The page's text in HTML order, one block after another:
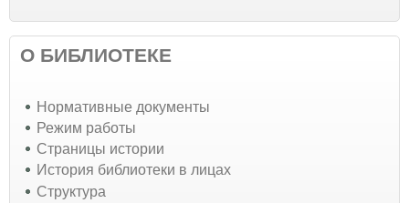
О БИБЛИОТЕКЕ
Нормативные документы
Режим работы
Страницы истории
История библиотеки в лицах
Структура